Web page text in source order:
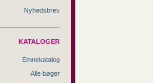
Nyhedsbrev
KATALOGER
Emnekatalog
Alle bøger